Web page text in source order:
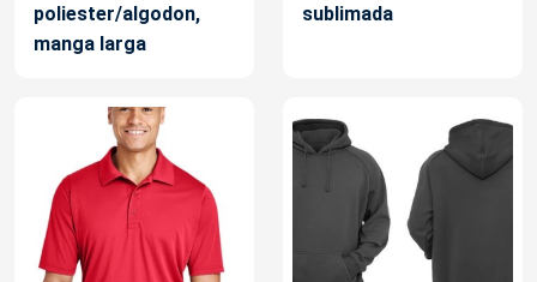
poliester/algodon,
manga larga
sublimada